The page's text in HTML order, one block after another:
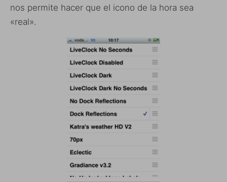
nos permite hacer que el icono de la hora sea
«real».